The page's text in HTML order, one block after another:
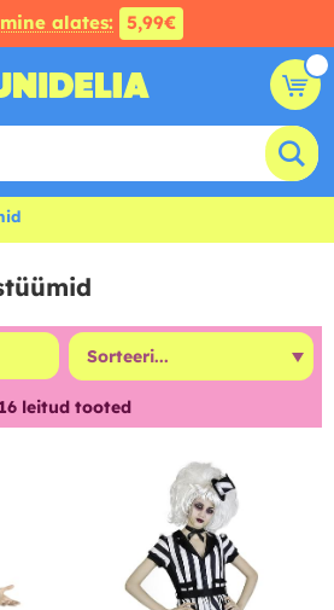
alates: 5,99€
16leitud tooted